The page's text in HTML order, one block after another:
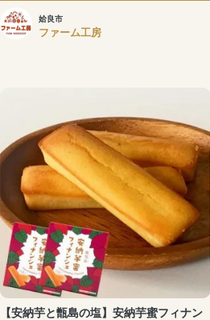
姶良市
ファーム工房
【安納芋と甑島の塩】安納芋蜜フィナン